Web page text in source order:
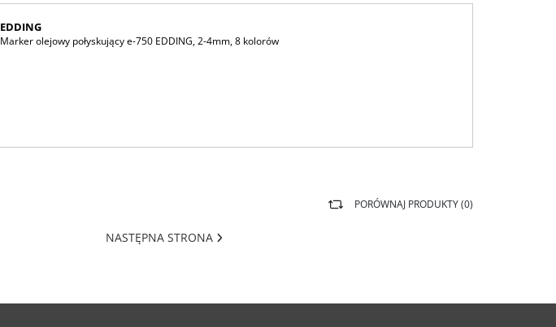
EDDING
Marker olejowy połyskujący e-750 EDDING, 2-4mm, 8 kolorów
PORÓWNAJ PRODUKTY (0)
NASTĘPNA STRONA